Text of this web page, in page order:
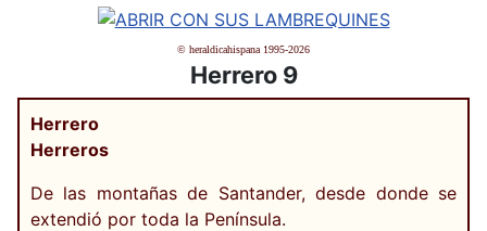
© heraldicahispana 1995-2026
Herrero 9
Herrero
Herreros
De las montañas de Santander, desde donde se
extendió por toda la Península.